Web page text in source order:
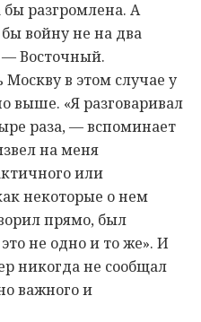
разгромлена. А
войну не на два
— Восточный.
Москву в этом случае у
выше. «Я разговаривал
раза, — вспоминает
на меня
или
некоторые о нем
прямо, был
не одно и то же». И
никогда не сообщал
важного и